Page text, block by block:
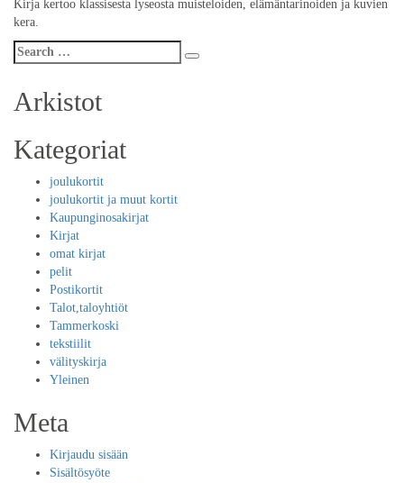
Kirja kertoo klassisesta lyseosta muisteloiden, elämäntarinoiden ja kuvien
kera.
Search
for:
Arkistot
Kategoriat
joulukortit
joulukortit ja muut kortit
Kaupunginosakirjat
Kirjat
omat kirjat
pelit
Postikortit
Talot,taloyhtiöt
Tammerkoski
tekstiilit
välityskirja
Yleinen
Meta
Kirjaudu sisään
Sisältösyöte